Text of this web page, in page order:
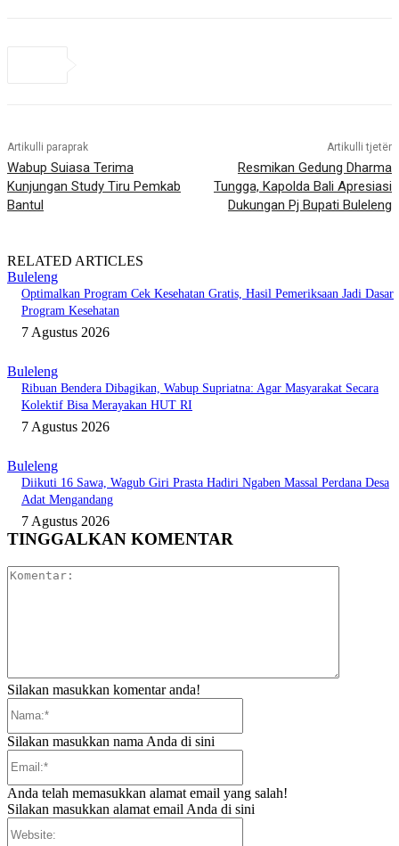
Artikulli paraprak
Wabup Suiasa Terima
Kunjungan Study Tiru Pemkab
Bantul
Artikulli tjetër
Resmikan Gedung Dharma
Tungga, Kapolda Bali Apresiasi
Dukungan Pj Bupati Buleleng
RELATED ARTICLES
Buleleng
Optimalkan Program Cek Kesehatan Gratis, Hasil Pemeriksaan Jadi Dasar
Program Kesehatan
7 Agustus 2026
Buleleng
Ribuan Bendera Dibagikan, Wabup Supriatna: Agar Masyarakat Secara
Kolektif Bisa Merayakan HUT RI
7 Agustus 2026
Buleleng
Diikuti 16 Sawa, Wagub Giri Prasta Hadiri Ngaben Massal Perdana Desa
Adat Mengandang
7 Agustus 2026
TINGGALKAN KOMENTAR
Silakan masukkan komentar anda!
Silakan masukkan nama Anda di sini
Anda telah memasukkan alamat email yang salah!
Silakan masukkan alamat email Anda di sini